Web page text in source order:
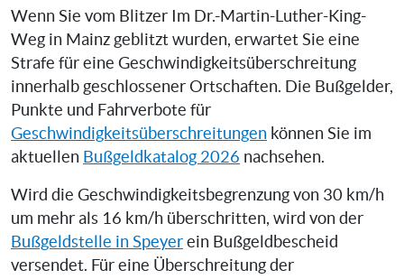
Wenn Sie vom Blitzer Im Dr.-Martin-Luther-King-
Weg in Mainz geblitzt wurden, erwartet Sie eine
Strafe für eine Geschwindigkeitsüberschreitung
innerhalb geschlossener Ortschaften. Die Bußgelder,
Punkte und Fahrverbote für
Geschwindigkeitsüberschreitungen können Sie im
aktuellen Bußgeldkatalog 2026 nachsehen.
Wird die Geschwindigkeitsbegrenzung von 30 km/h
um mehr als 16 km/h überschritten, wird von der
Bußgeldstelle in Speyer ein Bußgeldbescheid
versendet. Für eine Überschreitung der